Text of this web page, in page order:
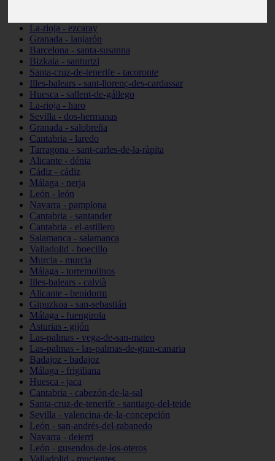
La-rioja - ezcaray
Granada - lanjarón
Barcelona - santa-susanna
Bizkaia - santurtzi
Santa-cruz-de-tenerife - tacoronte
Illes-balears - sant-llorenç-des-cardassar
Huesca - sallent-de-gállego
La-rioja - haro
Sevilla - dos-hermanas
Granada - salobreña
Cantabria - laredo
Tarragona - sant-carles-de-la-ràpita
Alicante - dénia
Cádiz - cádiz
Málaga - nerja
León - león
Navarra - pamplona
Cantabria - santander
Cantabria - el-astillero
Salamanca - salamanca
Valladolid - boecillo
Murcia - murcia
Málaga - torremolinos
Illes-balears - calvià
Alicante - benidorm
Gipuzkoa - san-sebastián
Málaga - fuengirola
Asturias - gijón
Las-palmas - vega-de-san-mateo
Las-palmas - las-palmas-de-gran-canaria
Badajoz - badajoz
Málaga - frigiliana
Huesca - jaca
Cantabria - cabezón-de-la-sal
Santa-cruz-de-tenerife - santiago-del-teide
Sevilla - valencina-de-la-concepción
León - san-andrés-del-rabanedo
Navarra - deierri
León - gusendos-de-los-oteros
Valladolid - mucientes